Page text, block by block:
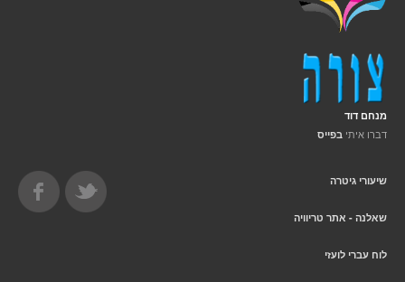
מנחם דוד
דברו איתי בפייס
שיעורי גיטרה
שאלנה - אתר טריוויה
לוח עברי לועזי